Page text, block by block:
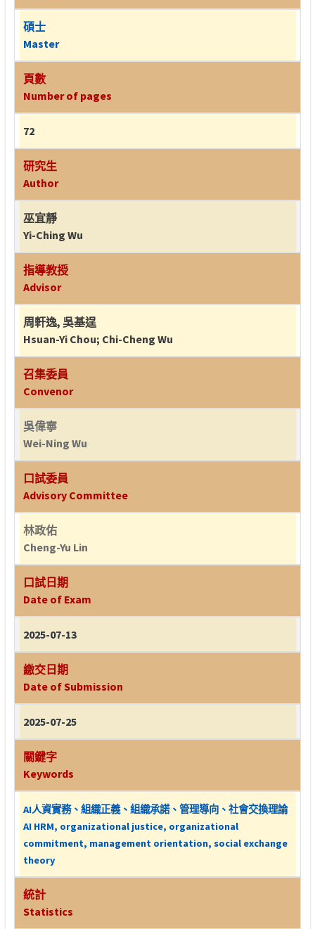
碩士
Master
頁數
Number of pages
72
研究生
Author
巫宜靜
Yi-Ching Wu
指導教授
Advisor
周軒逸, 吳基逞
Hsuan-Yi Chou; Chi-Cheng Wu
召集委員
Convenor
吳偉寧
Wei-Ning Wu
口試委員
Advisory Committee
林政佑
Cheng-Yu Lin
口試日期
Date of Exam
2025-07-13
繳交日期
Date of Submission
2025-07-25
關鍵字
Keywords
AI人資實務、組織正義、組織承諾、管理導向、社會交換理論
AI HRM, organizational justice, organizational
commitment, management orientation, social exchange
theory
統計
Statistics